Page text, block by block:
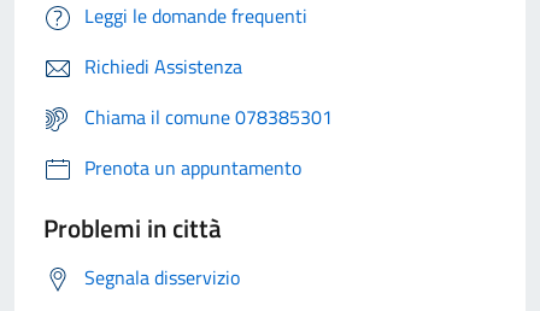
Leggi le domande frequenti
Richiedi Assistenza
Chiama il comune 078385301
Prenota un appuntamento
Problemi in città
Segnala disservizio